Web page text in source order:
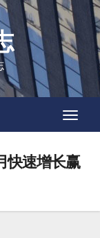
快速增长赢